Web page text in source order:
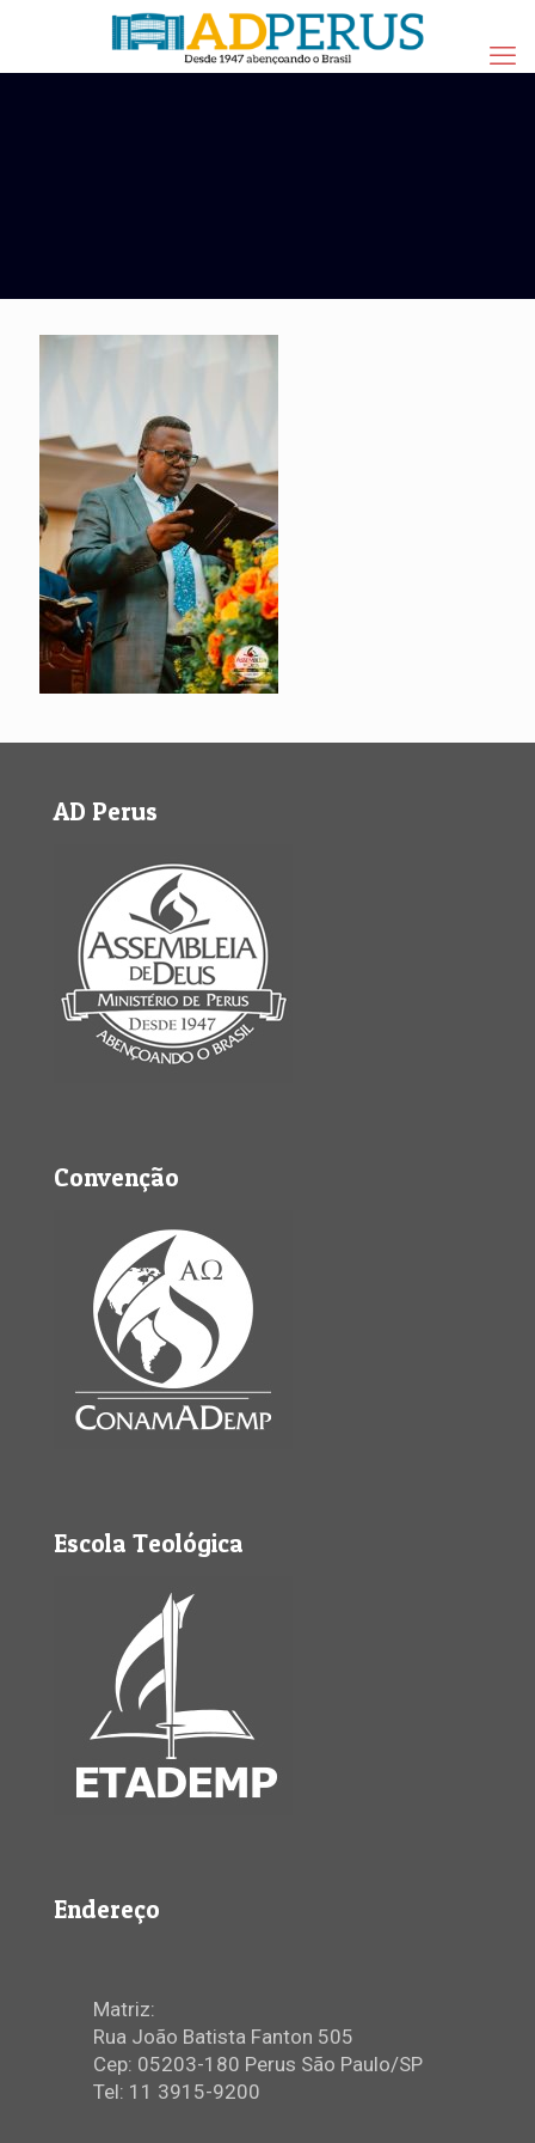
AD Perus
Convenção
Escola Teológica
Endereço
Matriz:
Rua João Batista Fanton 505
Cep: 05203-180 Perus São Paulo/SP
Tel: 11 3915-9200